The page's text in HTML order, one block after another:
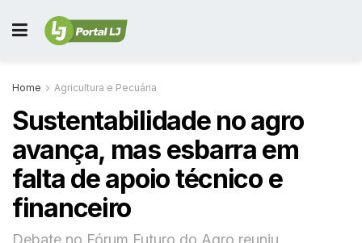
Home Agricultura e Pecuária
Sustentabilidade no agro
avança, mas esbarra em
falta de apoio técnico e
financeiro
Debate no Fórum Futuro do Agro reuniu